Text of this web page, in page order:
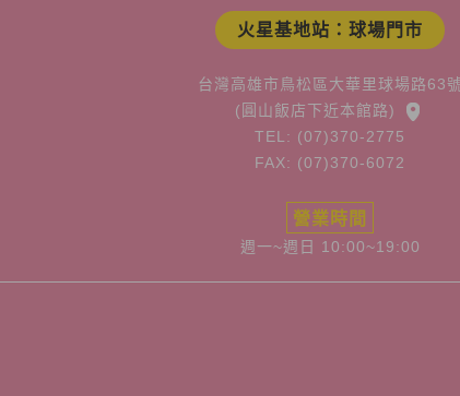
火星基地站：球場門市
台灣高雄市鳥松區大華里球場路63
(圓山飯店下近本館路)
TEL: (07)370-2775
FAX: (07)370-6072
營業時間
週一~週日 10:00~19:00